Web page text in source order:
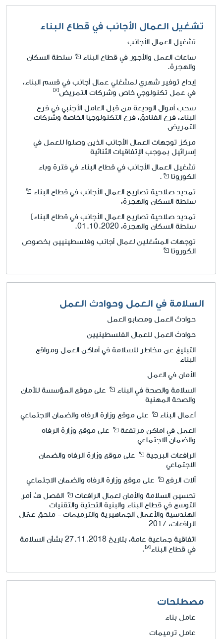
تشغيل العمال الأجانب في قطاع البناء
تشغيل العمال الأجانب
ساعات العمل والأجور في قطاع البناء
سلطة السكان
والهجرة.
إيداع توفير شهري لمشغلي عمال أجانب في قسم البناء،
في عمل تكنولوجي خاص وشركات التمريض
سحب أموال الوديعة من قبل العامل الأجنبي في فرع
البناء، فرع الفنادق، فرع التكنولوجيا الخاصة وشركات
التمريض
مركز توجهات العمال الأجانب الذين وصلوا للعمل في
إسرائيل بموجب الإتفاقيات الثنائية
تشغيل العمال الأجانب في قطاع البناء في فترة وباء
الكورونا
.
تمديد صلاحية تصاريح العمال الأجانب في قطاع البناء
سلطة السكان والهجرة،
تمديد صلاحية تصاريح العمال الأجانب في قطاع البناء]
سلطة السكان والهجرة، 01.10.2020.
توجهات المشغلين لعمال أجانب وفلسطينيين بخصوص
الكورونا
السلامة في العمل وحوادث العمل
حوادث العمل ومصابو العمل
حوادث العمل للعمال الفلسطينيين
التبليغ عن مخاطر للسلامة في أماكن العمل ومواقع
البناء
الأمان في العمل
السلامة والصحة في البناء
على موقع المؤسسة للأمان
والصحة المهنية
أعمال البناء
على موقع وزارة الرفاه والضمان الاجتماعي
العمل في اماكن مرتفعة
على موقع وزارة الرفاه
والضمان الاجتماعي
الرافعات البرجية
على موقع وزارة الرفاه والضمان
الاجتماعي
آلات الرفع
على موقع وزارة الرفاه والضمان الاجتماعي
تحسين السلامة والأمان لعمال الرافعات
الفصل هـ'، أمر
التوسع في قطاع البناء والبنية التحتية والتقنيات
الهندسية والأعمال الجماهيرية والترميمات - ملحق عمّال
الرافعات، 2017
اتفاقية جماعية عامة، بتاريخ 27.11.2018 بشأن السلامة
في قطاع البناء
.
مصطلحات
عامل بناء
عامل ترميمات